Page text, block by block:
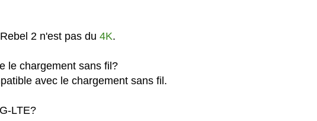
2 n'est pas du 4K.
le chargement sans fil?
avec le chargement sans fil.
LTE?